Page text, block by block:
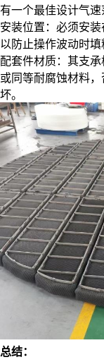
有一个最佳设计气速
安装位置：必须安装
以防止操作波动时填
配套件材质：其支
或同等耐腐蚀材料
坏。
总结：